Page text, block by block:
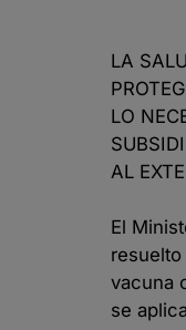
LA
LO
AL
El
resuelto
vacuna
se